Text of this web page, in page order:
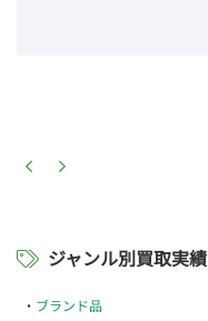
ジャンル別買取実績
ブランド品